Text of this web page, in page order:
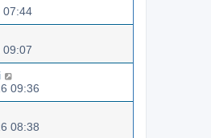
07:44
09:07
09:36
08:38